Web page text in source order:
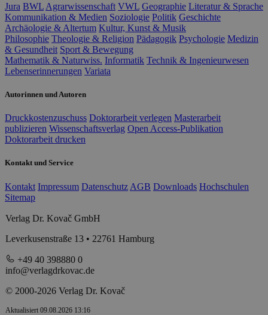
Jura BWL Agrarwissenschaft VWL Geographie Literatur & Sprache
Kommunikation & Medien Soziologie Politik Geschichte
Archäologie & Altertum Kultur, Kunst & Musik
Philosophie Theologie & Religion Pädagogik Psychologie Medizin
& Gesundheit Sport & Bewegung
Mathematik & Naturwiss. Informatik Technik & Ingenieurwesen
Lebenserinnerungen Variata
Autorinnen und Autoren
Druckkostenzuschuss Doktorarbeit verlegen Masterarbeit
publizieren Wissenschaftsverlag Open Access-Publikation
Doktorarbeit drucken
Kontakt und Service
Kontakt Impressum Datenschutz AGB Downloads Hochschulen
Sitemap
Verlag Dr. Kovač GmbH
Leverkusenstraße 13 • 22761 Hamburg
+49 40 398880 0
info@verlagdrkovac.de
© 2000-2026 Verlag Dr. Kovač
Aktualisiert 09.08.2026 13:16